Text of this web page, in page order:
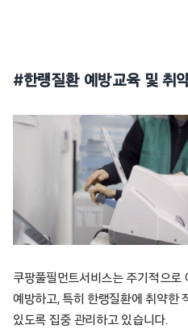
#한랭질환 예방교육 및 취
쿠팡풀필먼트서비스는 주기적으로
예방하고, 특히 한랭질환에 취약한
있도록 집중 관리하고 있습니다.